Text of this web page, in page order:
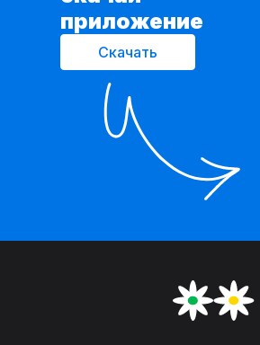
приложение
Скачать